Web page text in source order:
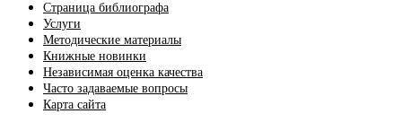
Страница библиографа
Услуги
Методические материалы
Книжные новинки
Независимая оценка качества
Часто задаваемые вопросы
Карта сайта